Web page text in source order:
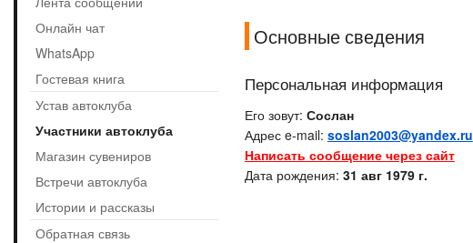
Основные сведения
Персональная информация
Его зовут: Сослан
Адрес e-mail: soslan2003@yandex.ru
Написать сообщение через сайт
Дата рождения: 31 авг 1979 г.
Онлайн чат
WhatsApp
Гостевая книга
Устав автоклуба
Участники автоклуба
Магазин сувениров
Встречи автоклуба
Истории и рассказы
Обратная связь